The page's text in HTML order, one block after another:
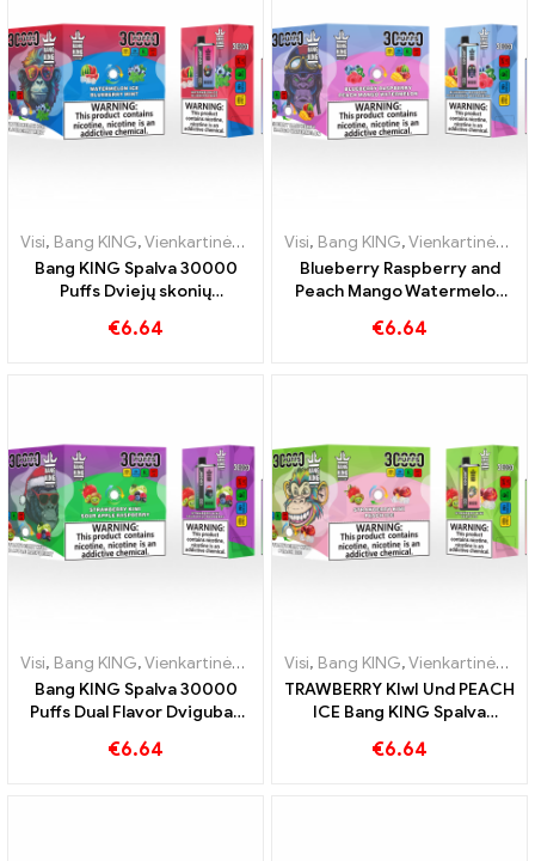
Visi, Bang KING,Vienkartinės elektroninės cigaretės Lietuva ,
Bang KING Spalva 30000
Puffs Dviejų skonių
Puikus mėlynių aviečių ir
€6.64
Visi, Bang KING,Vienkartinės elektroninės cigaretės Lietuva
Blueberry Raspberry and
Peach Mango Watermelon
Dviejų skonių vienkartinis
€6.64
Visi, Bang KING,Vienkartinės elektroninės cigaretės Lietuva ,
Bang KING Spalva 30000
Puffs Dual Flavor Dvigubas
kiviais ir rūgščiomis obuolių
€6.64
Visi, Bang KING,Vienkartinės elektroninės cigaretės Lietuva
TRAWBERRY KIwI Und PEACH
ICE Bang KING Spalva
cigaretė – dvigubas skonis
€6.64